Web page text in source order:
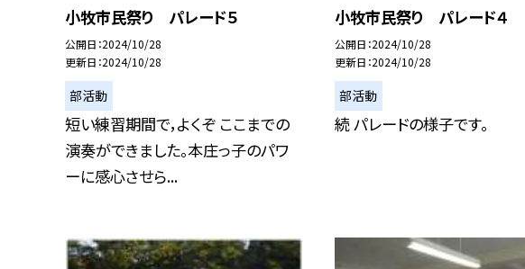
小牧市民祭り パレード５
公開日 2024/10/28
更新日 2024/10/28
部活動
短い練習期間で，よくぞ ここまでの
演奏ができました。本庄っ子のパワ
ーに感心させら...
小牧市民祭り パレード４
公開日 2024/10/28
更新日 2024/10/28
部活動
続 パレードの様子です。